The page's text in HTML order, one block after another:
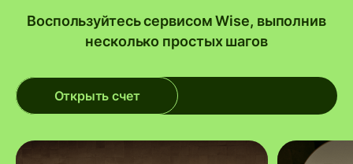
Воспользуйтесь сервисом Wise, выполнив
несколько простых шагов
Открыть счет